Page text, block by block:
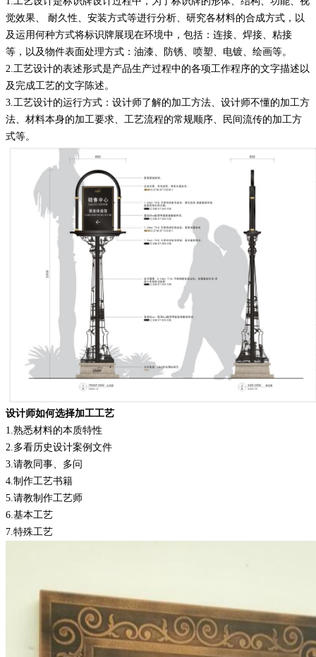
觉效果、
耐久性、安装方式等进行分析、研究各材料的合成方式，以
及运用何种方式将标识牌展现在环境中，包括：连接、焊接、粘接
等，以及物件表面处理方式：油漆、防锈、喷塑、电镀、绘画等。
2. 工艺设计的表述形式是产品生产过程中的各项工作程序的文字描述以
及完成工艺的文字陈述 。
3. 工艺设计的运行方式 ： 设计师了解的加工方法
设计师不懂的加工方
法
材料本身的加工要求 工艺流程的常规顺序
民间流传的加工方
式等。
设计师如何选择加工工艺
1. 熟悉材料的本质特性
2. 多看历史设计案例文件
3. 请教同事、多问
4. 制作工艺书籍
5. 请教制作工艺师
6. 基本工艺
7. 特殊工艺